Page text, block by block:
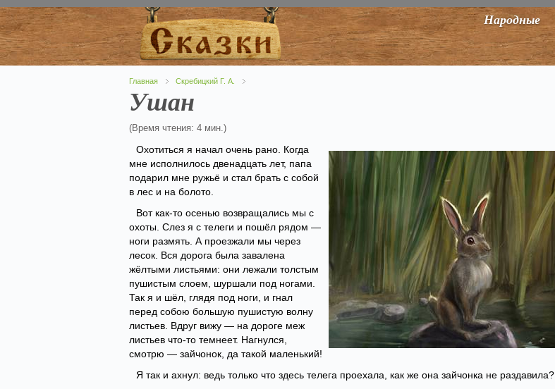
Народные
Главная Скребицкий Г. А.
Ушан
(Время чтения: 4 мин.)
Охотиться я начал очень рано. Когда
мне исполнилось двенадцать лет, папа
подарил мне ружьё и стал брать с собой
в лес и на болото.
Вот как-то осенью возвращались мы с
охоты. Слез я с телеги и пошёл рядом —
ноги размять. А проезжали мы через
лесок. Вся дорога была завалена
жёлтыми листьями: они лежали толстым
пушистым слоем, шуршали под ногами.
Так я и шёл, глядя под ноги, и гнал
перед собою большую пушистую волну
листьев. Вдруг вижу — на дороге меж
листьев что-то темнеет. Нагнулся,
смотрю — зайчонок, да такой маленький!
Я так и ахнул: ведь только что здесь телега проехала, как же она зайчонка не раздавила?